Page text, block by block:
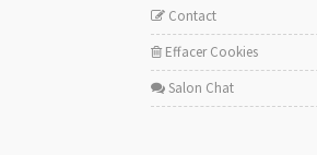
Contact
Effacer Cookies
Salon Chat